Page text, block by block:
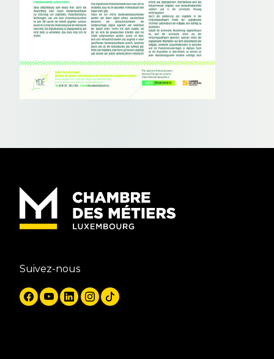
Suivez-nous